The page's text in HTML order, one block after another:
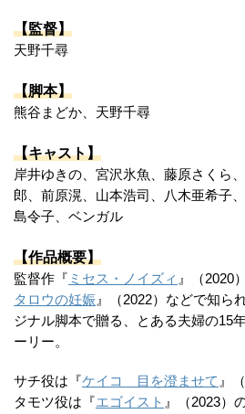
【監督】
天野千尋
【脚本】
熊谷まどか、天野千尋
【キャスト】
岸井ゆきの、宮沢氷魚、藤原さくら
郎、前原滉、山本浩司、八木亜希子
島令子、ベンガル
【作品概要】
監督作『 ミセス・ノイズィ 』（2020
タロウの妊娠 』（2022）などで知ら
ジナル脚本で贈る、とある夫婦の15
ーリー。
サチ役は『ケイコ 目を澄ませて 』
タモツ役は『エゴイスト 』（2023）